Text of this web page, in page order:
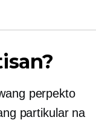
perpekto
partikular na